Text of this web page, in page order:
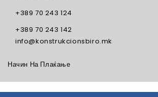
+389 70 243 124
+389 70 243 142
info@konstrukcionsbiro.mk
Начин На Плаќање